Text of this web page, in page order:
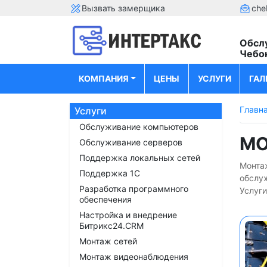
Вызвать замерщика
КОМПАНИЯ ЦЕНЫ УСЛУГИ
Услуги
Обслуживание компьютеров
Обслуживание серверов
Поддержка локальных сетей
Поддержка 1С
Разработка программного
обеспечения
Настройка и внедрение
Битрикс24.CRM
Монтаж сетей
Монтаж видеонаблюдения